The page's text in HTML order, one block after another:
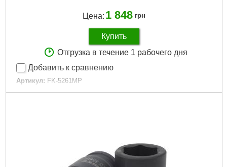
Цена: 1 848 грн
Купить
Отгрузка в течение 1 рабочего дня
Добавить к сравнению
Артикул: FK-5261MP
Код товара: 25.18.69
Шарнирный механизм: Нет
Габариты упаковки: 460x330x50 мм